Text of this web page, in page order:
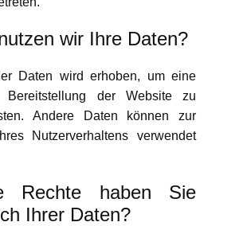
wir Ihre Daten?
Daten wird erhoben, um eine
Bereitstellung der Website zu
Andere Daten können zur
Nutzerverhaltens verwendet
Rechte haben Sie
Ihrer Daten?